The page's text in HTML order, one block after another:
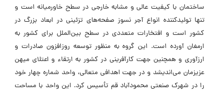
ساختمان با کیفیت عالی و مشابه خارجی در سطح خاورمیانه است و
تنها تولیدکننده انواع آجر نسوز صفحه‌های تزئینی در ابعاد بزرگ در
کشور است و افتخارات متعددی در سطح بین‌الملل برای کشور به
ارمغان آورده است. این گروه به منظور توسعه روزافزون صادرات و
ارزآوری و همچنین جهت کارآفرینی در کشور به ارتقاء و اعتلای میهن
عزیزمان می‌اندیشد و در جهت اهدافی متعالی، واحد شماره چهار خود
را در شهرک صنعتی محمودآباد قم تأسیس کرد. این واحد با مساحت